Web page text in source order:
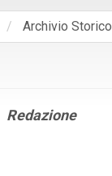
Archivio Storico
Contenuto
Redazione